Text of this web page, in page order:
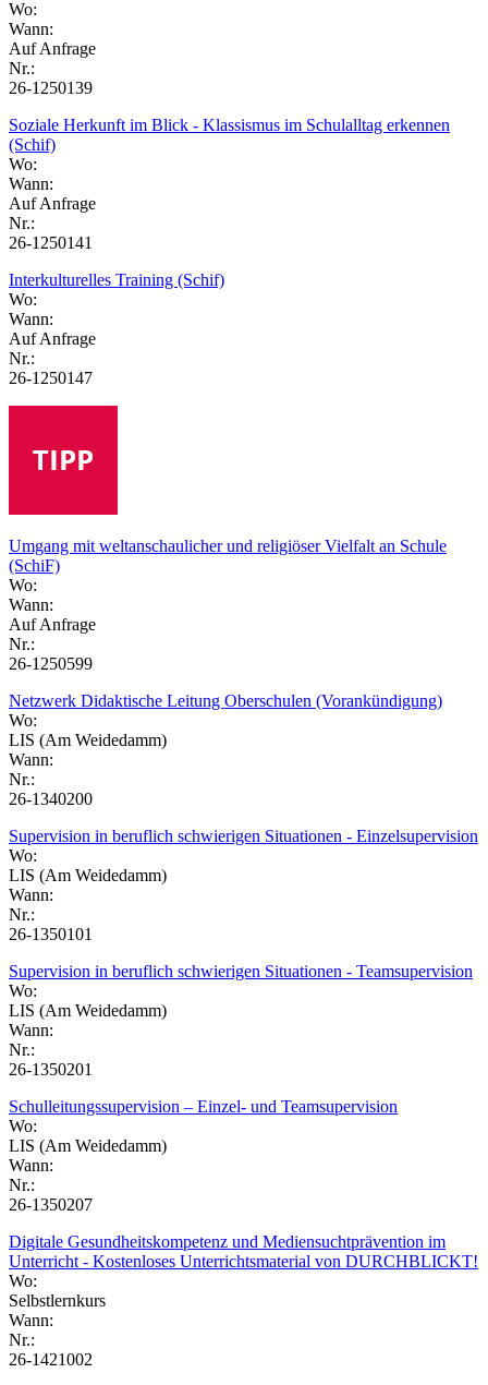
Wo:
Wann:
Auf Anfrage
Nr.:
26-1250139
Soziale Herkunft im Blick - Klassismus im Schulalltag erkennen
(Schif)
Wo:
Wann:
Auf Anfrage
Nr.:
26-1250141
Interkulturelles Training (Schif)
Wo:
Wann:
Auf Anfrage
Nr.:
26-1250147
Umgang mit weltanschaulicher und religiöser Vielfalt an Schule
(SchiF)
Wo:
Wann:
Auf Anfrage
Nr.:
26-1250599
Netzwerk Didaktische Leitung Oberschulen (Vorankündigung)
Wo:
LIS (Am Weidedamm)
Wann:
Nr.:
26-1340200
Supervision in beruflich schwierigen Situationen - Einzelsupervision
Wo:
LIS (Am Weidedamm)
Wann:
Nr.:
26-1350101
Supervision in beruflich schwierigen Situationen - Teamsupervision
Wo:
LIS (Am Weidedamm)
Wann:
Nr.:
26-1350201
Schulleitungssupervision – Einzel- und Teamsupervision
Wo:
LIS (Am Weidedamm)
Wann:
Nr.:
26-1350207
Digitale Gesundheitskompetenz und Mediensuchtprävention im
Unterricht - Kostenloses Unterrichtsmaterial von DURCHBLICKT!
Wo:
Selbstlernkurs
Wann:
Nr.:
26-1421002